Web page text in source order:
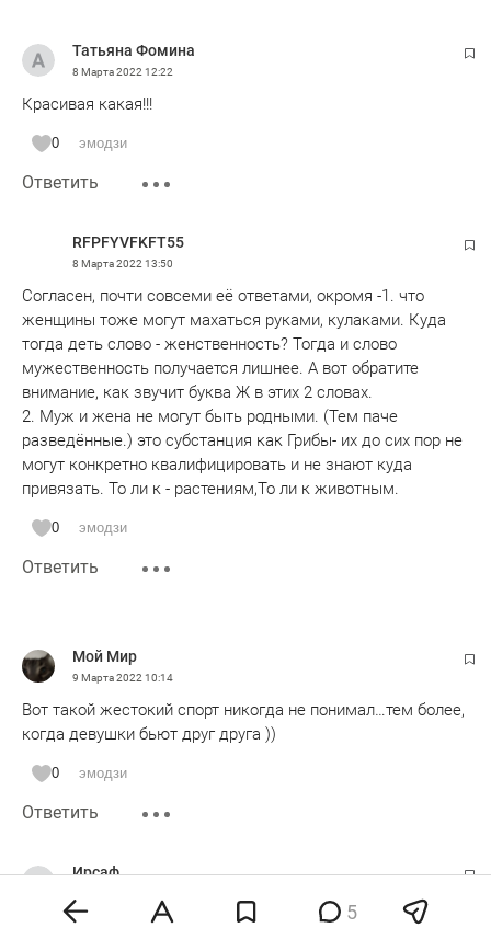
Татьяна Фомина
8 Марта 202212:22
Красивая какая!!!
0 эмодзи
Ответить
RFPFYVFKFT55
8 Марта 202213:50
Согласен, почти совсеми её ответами, окромя -1. что
женщины тоже могут махаться руками, кулаками. Куда
тогда деть слово - женственность? Тогда и слово
мужественность получается лишнее. А вот обратите
внимание, как звучит буква Ж в этих 2 словах.
2. Муж и жена не могут быть родными. (Тем паче
разведённые.) это субстанция как Грибы- их до сих пор не
могут конкретно квалифицировать и не знают куда
привязать. То ли к - растениям,То ли к животным.
0 эмодзи
Ответить
Мой Мир
9 Марта 202210:14
Вот такой жестокий спорт никогда не понимал…тем более,
когда девушки бьют друг друга ))
0 эмодзи
Ответить
Ирсаф
на фоне таких женщин, женственные становятся ещё
5